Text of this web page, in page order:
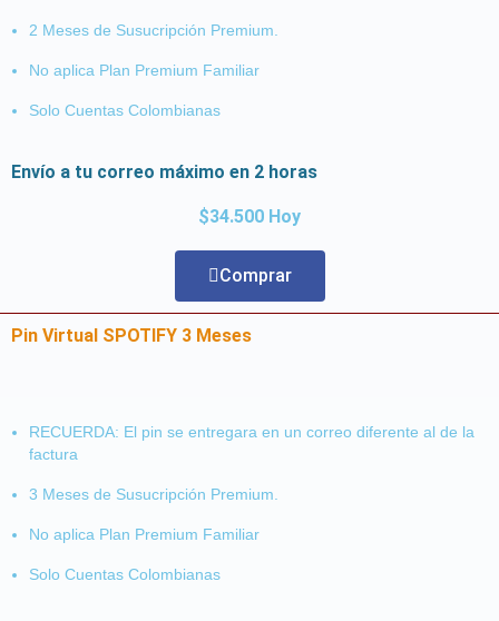
2 Meses de Susucripción Premium.
No aplica Plan Premium Familiar
Solo Cuentas Colombianas
Envío a tu correo máximo en 2 horas
$34.500 Hoy
Comprar
Pin Virtual SPOTIFY 3 Meses
RECUERDA: El pin se entregara en un correo diferente al de la
factura
3 Meses de Susucripción Premium.
No aplica Plan Premium Familiar
Solo Cuentas Colombianas